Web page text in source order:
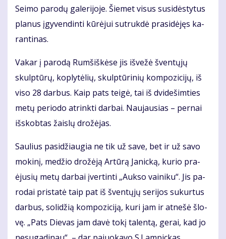
Sei­mo pa­ro­dų ga­le­ri­jo­je. Šie­met vi­sus su­si­dės­ty­tus
pla­nus įgy­ven­din­ti kū­rė­jui su­truk­dė pra­si­dė­jęs ka­
ran­ti­nas.
Va­kar į pa­ro­dą Rum­šiš­kė­se jis iš­ve­žė šven­tų­jų
skulp­tū­rų, kop­ly­tė­lių, skulp­tū­ri­nių kom­po­zi­ci­jų, iš
vi­so 28 dar­bus. Kaip pats tei­gė, tai iš dvi­de­šim­ties
me­tų pe­ri­odo at­rink­ti dar­bai. Nau­jau­sias – per­nai
iš­skob­tas žais­lų dro­žė­jas.
Sau­lius pa­si­džiau­gia ne tik už sa­ve, bet ir už sa­vo
mo­ki­nį, me­džio dro­žė­ją Ar­tū­rą Ja­nic­ką, ku­rio pra­
ėju­sių me­tų dar­bai įver­tin­ti „Auk­so vai­ni­ku“. Jis pa­
ro­dai pri­sta­tė taip pat iš šven­tų­jų se­ri­jos su­kur­tus
dar­bus, so­li­džią kom­po­zi­ci­ją, ku­ri jam ir at­ne­šė šlo­
vę. „Pats Die­vas jam da­vė to­kį ta­len­tą, ge­rai, kad jo